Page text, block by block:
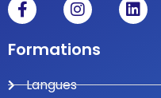
Formations
Langues